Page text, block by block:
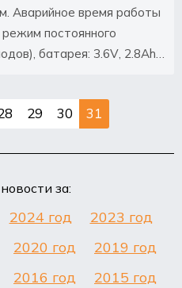
Аварийное время работы
постоянного
батарея: 3.6V, 2.8Ah
29 30 31
за:
2024 год
2023 год
2020 год
2019 год
2016 год
2015 год